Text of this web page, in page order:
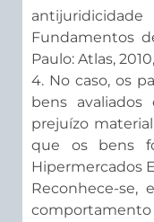
antijuridicidade
Fundamentos
Paulo: Atlas,
4. No caso, os
bens avaliados
prejuízo
que os bens
Hipermercados
Reconhece-se,